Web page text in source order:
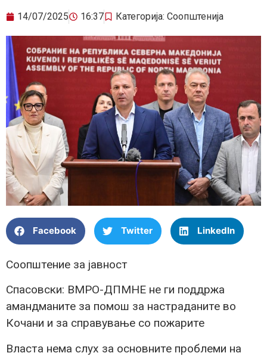
14/07/2025 16:37 Категорија: Соопштенија
Facebook Twitter LinkedIn
Соопштение за јавност
Спасовски: ВМРО-ДПМНЕ не ги поддржа
амандманите за помош за настраданите во
Кочани и за справување со пожарите
Власта нема слух за основните проблеми на